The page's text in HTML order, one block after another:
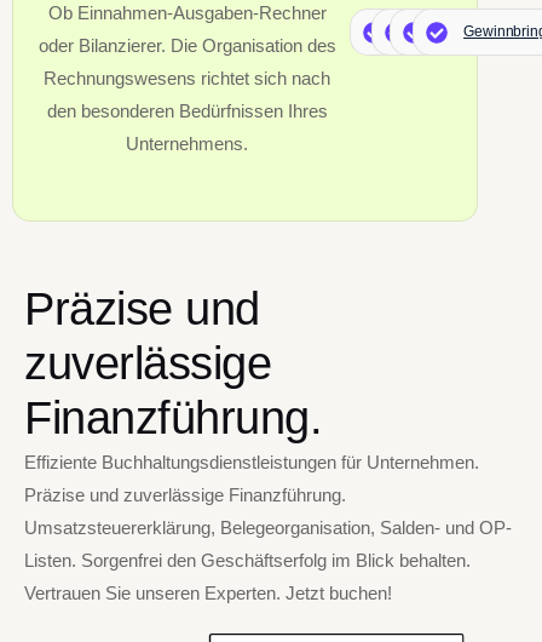
Ob Einnahmen-Ausgaben-Rechner
oder Bilanzierer. Die Organisation des
Rechnungswesens richtet sich nach
den besonderen Bedürfnissen Ihres
Unternehmens.
Verlässlich
Effizient
Fachkundig
Präzise und
zuverlässige
Finanzführung.
Effiziente Buchhaltungsdienstleistungen für Unternehmen.
Präzise und zuverlässige Finanzführung.
Umsatzsteuererklärung, Belegeorganisation, Salden- und OP-
Listen. Sorgenfrei den Geschäftserfolg im Blick behalten.
Vertrauen Sie unseren Experten. Jetzt buchen!